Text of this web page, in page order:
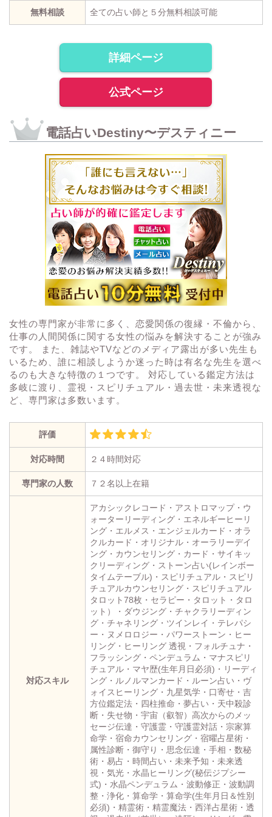
無料相談 全ての占い師と５分無料相談可能
詳細ページ
公式ページ
電話占いDestiny〜デスティニー
女性の専門家が非常に多く、恋愛関係の復縁・不倫から、
仕事の人間関係に関する女性の悩みを解決することが強み
です。 また、雑誌やTVなどのメディア露出が多い先生も
いるため、誰に相談しようか迷った時は有名な先生を選べ
るのも大きな特徴の１つです。 対応している鑑定方法は
多岐に渡り、霊視・スピリチュアル・過去世・未来透視な
ど、専門家は多数います。
評価
対応時間 ２４時間対応
専門家の人数 ７２名以上在籍
対応スキル
アカシックレコード・アストロマップ・ウ
ォーターリーディング・エネルギーヒーリ
ング・エルメス・エンジェルカード・オラ
クルカード・オリジナル・オーラリーデイ
ング・カウンセリング・カード・サイキッ
クリーディング・ストーン占い(レインボー
タイムテーブル)・スピリチュアル・スピリ
チュアルカウンセリング・スピリチュアル
タロット78枚・セラピー・タロット・タロ
ット）・ダウジング・チャクラリーディン
グ・チャネリング・ツインレイ・テレパシ
ー・ヌメロロジー・パワーストーン・ヒー
リング・ヒーリング 透視・フォルチュナ・
フラッシング・ペンデュラム・マナスピリ
チュアル・マヤ歴(生年月日必須)・リーディ
ング・ルノルマンカード・ルーン占い・ヴ
ォイスヒーリング・九星気学・口寄せ・吉
方位鑑定法・四柱推命・夢占い・天中殺診
断・失せ物・宇宙（叡智）高次からのメッ
セージ伝達・守護霊・守護霊対話・宗家算
命学・宿命カウンセリング・宿曜占星術・
属性診断・御守り・思念伝達・手相・数秘
術・易占・時間占い・未来予知・未来透
視・気光・水晶ヒーリング(秘伝ジプシー
式)・水晶ペンデュラム・波動修正・波動調
整・浄化・算命学・算命学(生年月日＆性別
必須)・精霊術・精霊魔法・西洋占星術・透